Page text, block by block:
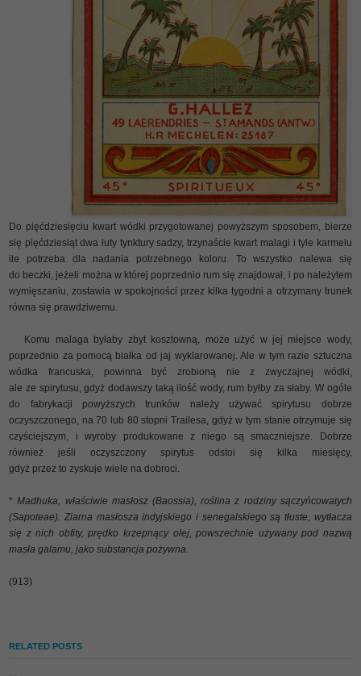
Do pięćdziesięciu kwart wódki przygotowanej powyższym sposobem, bierze
się pięćdziesiąt dwa łuty tynktury sadzy, trzynaście kwart malagi i tyle karmelu
ile potrzeba dla nadania potrzebnego koloru. To wszystko nalewa się
do beczki, jeżeli można w której poprzednio rum się znajdował, i po należytem
wymięszaniu, zostawia w spokojności przez kilka tygodni a otrzymany trunek
równa się prawdziwemu.
Komu malaga byłaby zbyt kosztowną, może użyć w jej miejsce wody,
poprzednio za pomocą białka od jaj wyklarowanej. Ale w tym razie sztuczna
wódka francuska, powinna być zrobioną nie z zwyczajnej wódki,
ale ze spirytusu, gdyż dodawszy taką ilość wody, rum byłby za słaby. W ogóle
do fabrykacji powyższych trunków należy używać spirytusu dobrze
oczyszczonego, na 70 lub 80 stopni Trailesa, gdyż w tym stanie otrzymuje się
czyściejszym, i wyroby produkowane z niego są smaczniejsze. Dobrze
również jeśli oczyszczony spirytus odstoi się kilka miesięcy,
gdyż przez to zyskuje wiele na dobroci.
*Madhuka, właściwie masłosz (Baossia), roślina z rodziny sączyńcowatych
(Sapoteae). Ziarna masłosza indyjskiego i senegalskiego są tłuste, wytłacza
się z nich obfity, prędko krzepnący olej, powszechnie używany pod nazwą
masła galamu, jako substancja pożywna.
(913)
RELATED POSTS